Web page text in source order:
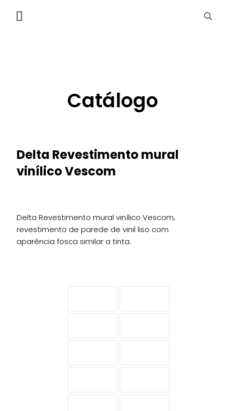
Catálogo
Delta Revestimento mural
vinílico Vescom
Delta Revestimento mural vinílico Vescom,
revestimento de parede de vinil liso com
aparência fosca similar a tinta.